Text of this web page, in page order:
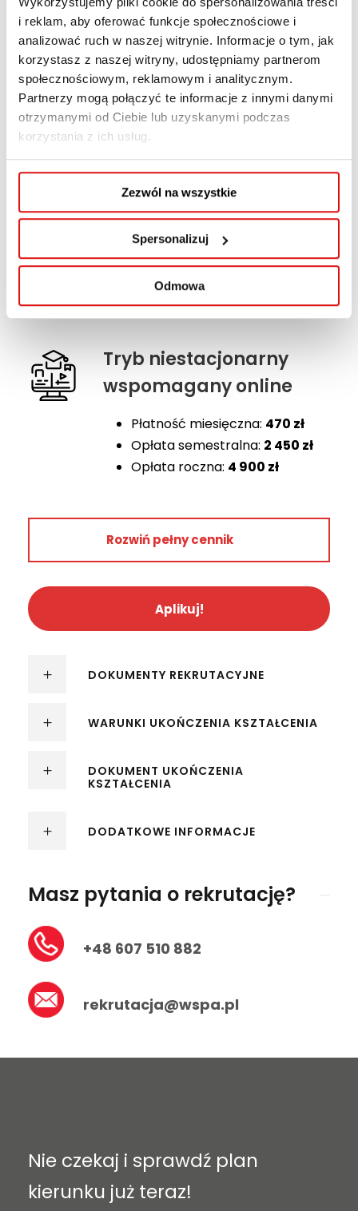
i reklam, aby oferować funkcje społecznościowe i
analizować ruch w naszej witrynie. Informacje o tym, jak
korzystasz z naszej witryny, udostępniamy partnerom
społecznościowym, reklamowym i analitycznym.
Partnerzy mogą połączyć te informacje z innymi danymi
otrzymanymi od Ciebie lub uzyskanymi podczas
korzystania z ich usług.
Zezwól na wszystkie
Spersonalizuj
Odmowa
projekty w wybranych zastosowaniach
informatyki, zaprojektować proste urządzenie,
obiekt, system lub proces typowe dla
studiowanego kierunku wraz z wykorzystaniem
właściwych metod, narzędzi, technik
i materiałów. Umie zaprojektować
i skonfigurować prostą sieć komputerową.
Najważniejszeinformacje
Tryb kształcenia: niestacjonarny wspomagany
Tryb niestacjonarny
wspomagany online
Płatność miesięczna: 470 zł
Opłata semestralna: 2 450 zł
Opłata roczna: 4 900 zł
semestralnie!
Rozwiń pełny cennik
Aplikuj!
DOKUMENTY REKRUTACYJNE
WARUNKI UKOŃCZENIA KSZTAŁCENIA
DOKUMENT UKOŃCZENIA
KSZTAŁCENIA
DODATKOWE INFORMACJE
Masz pytania o rekrutację?
+48 607 510 882
rekrutacja@wspa.pl
Nie czekaj i sprawdź plan
kierunku już teraz!